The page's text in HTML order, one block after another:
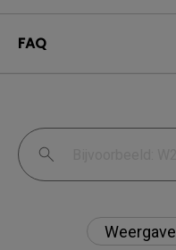
FAQ
Weergave